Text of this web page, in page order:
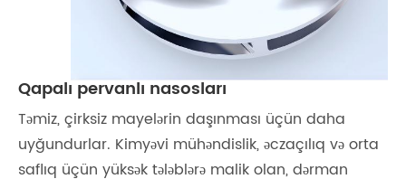
Qapalı pervanlı nasosları
Təmiz, çirksiz mayelərin daşınması üçün daha
uyğundurlar. Kimyəvi mühəndislik, əczaçılıq və orta
saflıq üçün yüksək tələblərə malik olan, dərman